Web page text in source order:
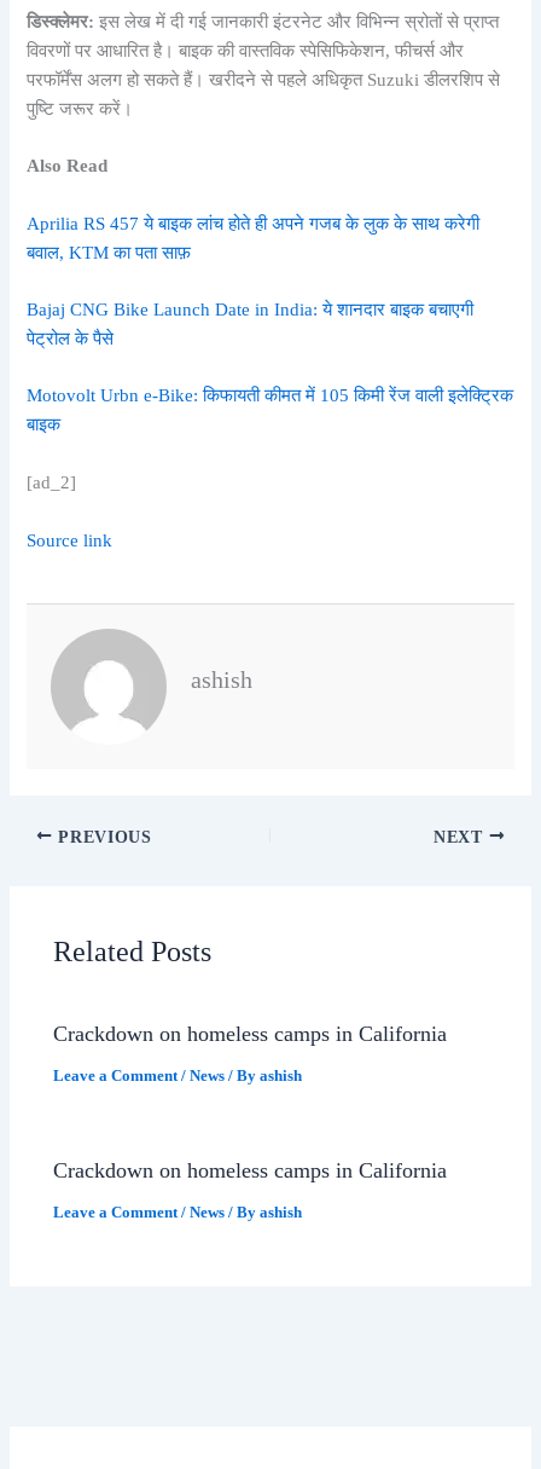
डिस्क्लेमर: इस लेख में दी गई जानकारी इंटरनेट और विभिन्न स्रोतों से प्राप्त
विवरणों पर आधारित है। बाइक की वास्तविक स्पेसिफिकेशन, फीचर्स और
परफॉर्मेंस अलग हो सकते हैं। खरीदने से पहले अधिकृत Suzuki डीलरशिप से
पुष्टि जरूर करें।
Also Read
Aprilia RS 457 ये बाइक लांच होते ही अपने गजब के लुक के साथ करेगी
बवाल, KTM का पता साफ़
Bajaj CNG Bike Launch Date in India: ये शानदार बाइक बचाएगी
पेट्रोल के पैसे
Motovolt Urbn e-Bike: किफायती कीमत में 105 किमी रेंज वाली इलेक्ट्रिक
बाइक
[ad_2]
Source link
ashish
PREVIOUS NEXT
Related Posts
Crackdown on homeless camps in California
Leave a Comment /News / Byashish
Crackdown on homeless camps in California
Leave a Comment /News / Byashish